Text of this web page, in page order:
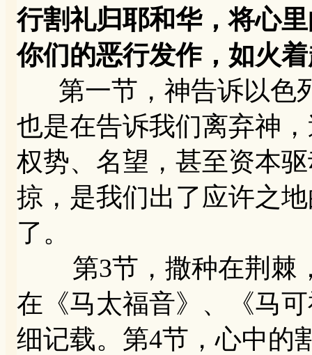
行割礼归耶和华，将心
你们的恶行发作，如火
第一节，神告诉以色
也是在告诉我们离弃神
权势、名望，甚至资本
掠，是我们出了应许之
了。
第3节，撒种在荆棘
在《马太福音》、《马
细记载。第4节，心中的